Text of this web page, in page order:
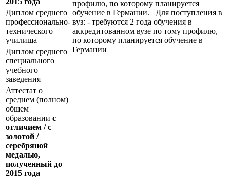
профилю, по которому планируется
обучение в Германии. Для поступления в
вуз: - требуются 2 года обучения в
аккредитованном вузе по тому профилю,
по которому планируется обучение в
Германии
Диплом среднего
профессионально-
технического
училища
Диплом среднего
специального
учебного
заведения
Аттестат о
среднем (полном)
общем
образовании с
отличием / с
золотой /
серебряной
медалью,
полученный до
2015 года